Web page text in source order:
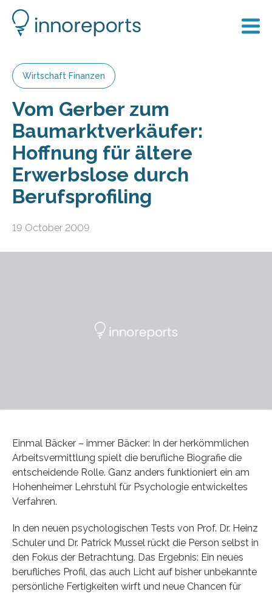
Wirtschaft Finanzen
Vom Gerber zum
Baumarktverkäufer:
Hoffnung für ältere
Erwerbslose durch
Berufsprofiling
19 October 2009
Einmal Bäcker – immer Bäcker: In der herkömmlichen
Arbeitsvermittlung spielt die berufliche Biografie die
entscheidende Rolle. Ganz anders funktioniert ein am
Hohenheimer Lehrstuhl für Psychologie entwickeltes
Verfahren.
In den neuen psychologischen Tests von Prof. Dr. Heinz
Schuler und Dr. Patrick Mussel rückt die Person selbst in
den Fokus der Betrachtung. Das Ergebnis: Ein neues
berufliches Profil, das auch Licht auf bisher unbekannte
persönliche Fertigkeiten wirft und neue Chancen für